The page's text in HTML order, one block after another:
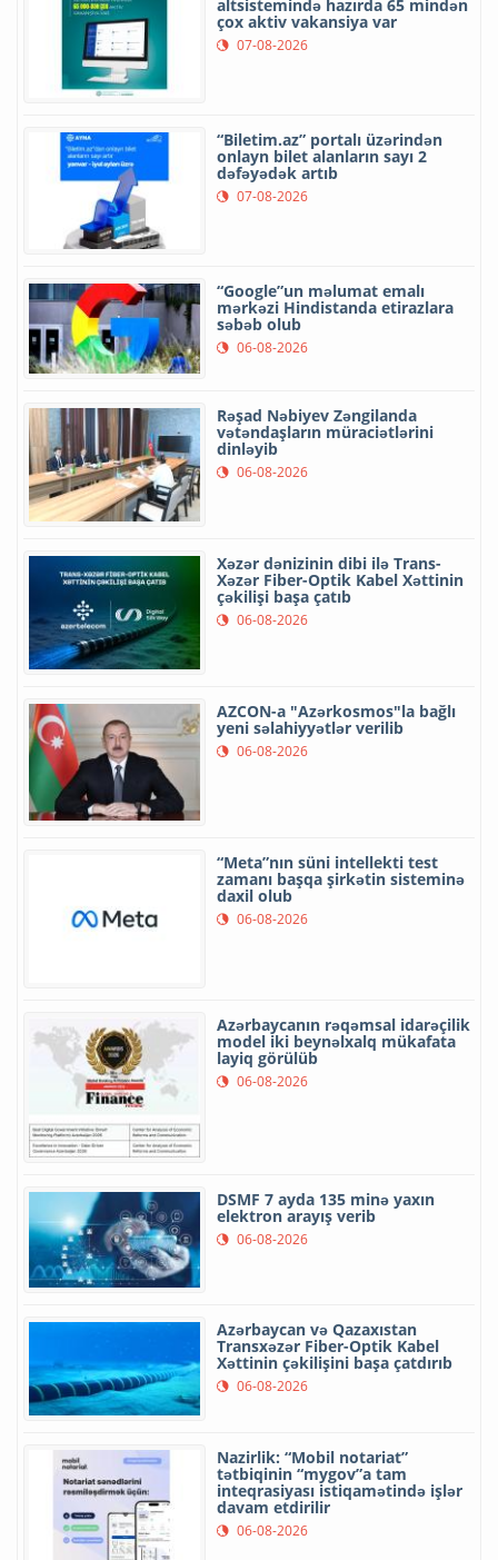
altsistemində hazırda 65 mindən
çox aktiv vakansiya var
07-08-2026
“Biletim.az” portalı üzərindən
onlayn bilet alanların sayı 2
dəfəyədək artıb
07-08-2026
“Google”un məlumat emalı
mərkəzi Hindistanda etirazlara
səbəb olub
06-08-2026
Rəşad Nəbiyev Zəngilanda
vətəndaşların müraciətlərini
dinləyib
06-08-2026
Xəzər dənizinin dibi ilə Trans-
Xəzər Fiber-Optik Kabel Xəttinin
çəkilişi başa çatıb
06-08-2026
AZCON-a "Azərkosmos"la bağlı
yeni səlahiyyətlər verilib
06-08-2026
“Meta”nın süni intellekti test
zamanı başqa şirkətin sisteminə
daxil olub
06-08-2026
Azərbaycanın rəqəmsal idarəçilik
model iki beynəlxalq mükafata
layiq görülüb
06-08-2026
DSMF 7 ayda 135 minə yaxın
elektron arayış verib
06-08-2026
Azərbaycan və Qazaxıstan
Transxəzər Fiber-Optik Kabel
Xəttinin çəkilişini başa çatdırıb
06-08-2026
Nazirlik: “Mobil notariat”
tətbiqinin “mygov”a tam
inteqrasiyası istiqamətində işlər
davam etdirilir
06-08-2026